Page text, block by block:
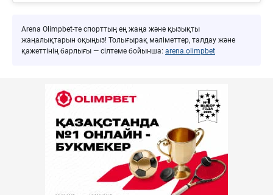
Arena Olimpbet-те спорттың ең жаңа және қызықты
жаңалықтарын оқыңыз! Толығырақ мәліметтер, талдау және
қажеттінің барлығы — сілтеме бойынша: arena.olimpbet